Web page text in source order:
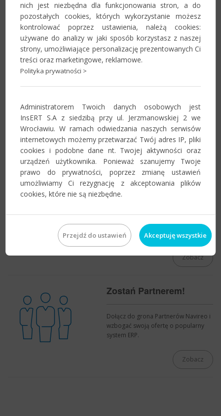
Informacje o zmianach w systemie,
istotne komunikaty i przydatne
materiały dla Partnerów.
Zobacz
Forum
Miejsce wymiany uwag, doświadczeń i
innych informacji związanych z
systemem Navireo.
Zobacz
Szkolenia
Harmonogram spotkań i wydarzeń
edukacyjnych dla Partnerów Navireo.
Zobacz
Zostań Partnerem!
Dołącz do grona Partnerów Navireo i
wzbogać swoją ofertę o popularny
system ERP.
Zobacz
nich jest niezbędna dla funkcjonowania stron, a do
pozostałych cookies, których wykorzystanie możesz
kontrolować poprzez ustawienia, należą cookies:
używane do analizy w jaki sposób korzystasz z naszej
strony, umożliwiające personalizację prezentowanych Ci
treści oraz marketingowe, reklamowe.
Polityka prywatności >
Administratorem Twoich danych osobowych jest
InsERT S.A z siedzibą przy ul. Jerzmanowskiej 2 we
Wrocławiu. W ramach odwiedzania naszych serwisów
internetowych możemy przetwarzać Twój adres IP, pliki
cookies i podobne dane nt. Twojej aktywności oraz
urządzeń użytkownika. Ponieważ szanujemy Twoje
prawo do prywatności, poprzez zmianę ustawień
umożliwiamy Ci rezygnację z akceptowania plików
cookies, które nie są niezbędne.
Przejdź do ustawień Akceptuję wszystkie